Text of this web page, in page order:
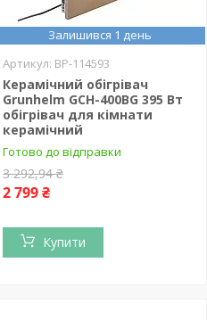
Залишився 1 день
BP-114593
Керамічний обігрівач
Grunhelm GCH-400BG 395 Вт
обігрівач для кімнати
керамічний
Готово до відправки
3 292,94 ₴
2 799 ₴
Купити